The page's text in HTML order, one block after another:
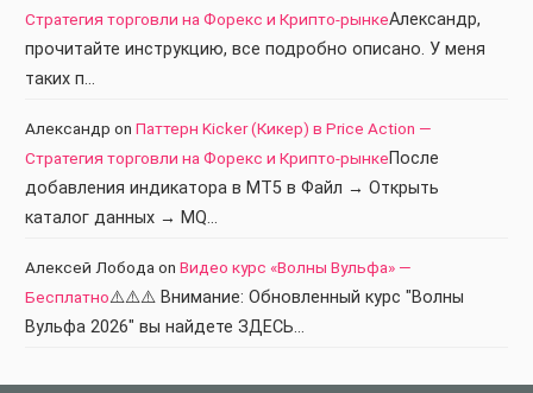
Стратегия торговли на Форекс и Крипто-рынкеАлександр,
прочитайте инструкцию, все подробно описано. У меня
таких п…
Александр on Паттерн Kicker (Кикер) в Price Action —
Стратегия торговли на Форекс и Крипто-рынкеПосле
добавления индикатора в МТ5 в Файл → Открыть
каталог данных → MQ…
Алексей Лобода on Видео курс «Волны Вульфа» —
Бесплатно⚠️⚠️⚠️ Внимание: Обновленный курс "Волны
Вульфа 2026" вы найдете ЗДЕСЬ…